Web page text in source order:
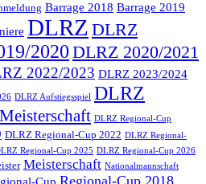
Barrage 2018 Barrage 2019
DLRZ DLRZ
2020 DLRZ 2020/2021
2022/2023 DLRZ 2023/2024
DLRZ Aufstiegsspiel DLRZ
DLRZ Regional-Cup
DLRZ Regional-Cup 2022 DLRZ Regional-
Regional-Cup 2025 DLRZ Regional-Cup 2026
Meisterschaft Nationalmannschaft